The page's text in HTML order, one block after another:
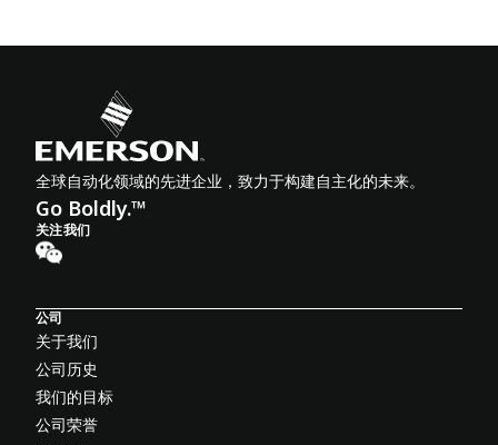
全球自动化领域的先进企业，致力于构建自主化的未来。
Go Boldly.™
关注我们
公司
关于我们
公司历史
我们的目标
公司荣誉